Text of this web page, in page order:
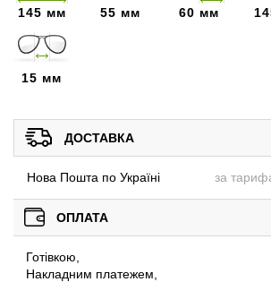
145 мм 55 мм 60 мм
15 мм
ДОСТАВКА
Нова Пошта по Україні за
ОПЛАТА
Готівкою,
Накладним платежем,